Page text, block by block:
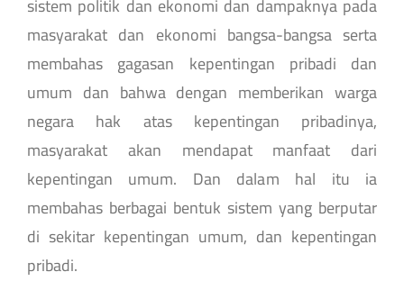
masyarakat dan ekonomi bangsa-bangsa serta
membahas gagasan kepentingan pribadi dan
umum dan bahwa dengan memberikan warga
negara hak atas kepentingan pribadinya,
masyarakat akan mendapat manfaat dari
kepentingan umum. Dan dalam hal itu ia
membahas berbagai bentuk sistem yang berputar
di sekitar kepentingan umum, dan kepentingan
pribadi.